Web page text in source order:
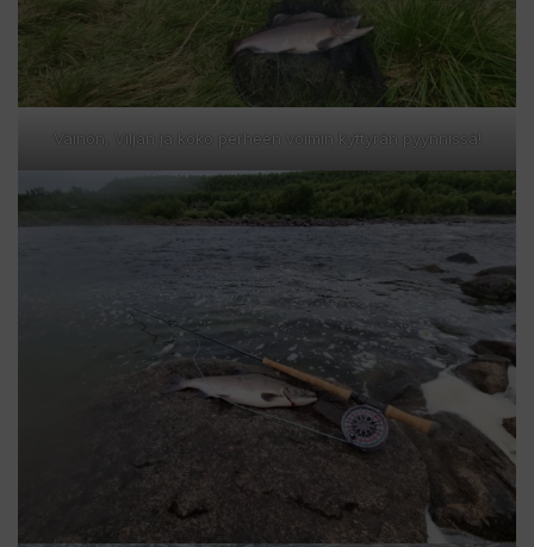
Väinön, Viljan ja koko perheen voimin kyttyrän pyynnissä!